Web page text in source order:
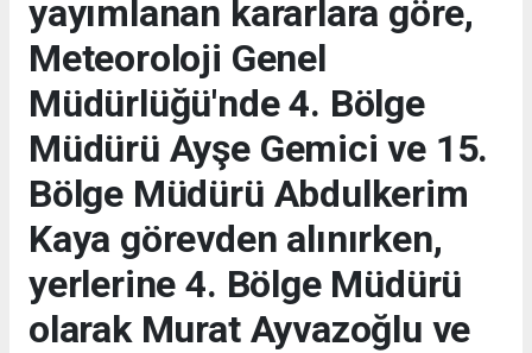
yayımlanan kararlara göre,
Meteoroloji Genel
Müdürlüğü'nde 4. Bölge
Müdürü Ayşe Gemici ve 15.
Bölge Müdürü Abdulkerim
Kaya görevden alınırken,
yerlerine 4. Bölge Müdürü
olarak Murat Ayvazoğlu ve